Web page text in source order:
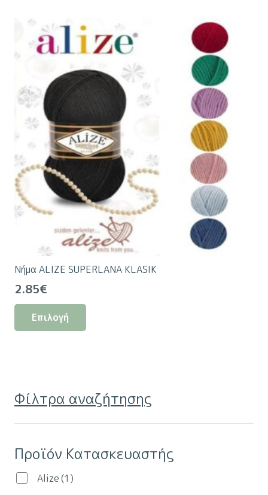
πολλαπλές
παραλλαγές.
Οι
επιλογές
μπορούν
επιλεγούν
στη
προϊόντος
Νήμα ALIZE SUPERLANA KLASIK
2.85€
Επιλογή
Οι
επιλογές
να
Φίλτρα αναζήτησης
Προϊόν Κατασκευαστής
Alize(1)